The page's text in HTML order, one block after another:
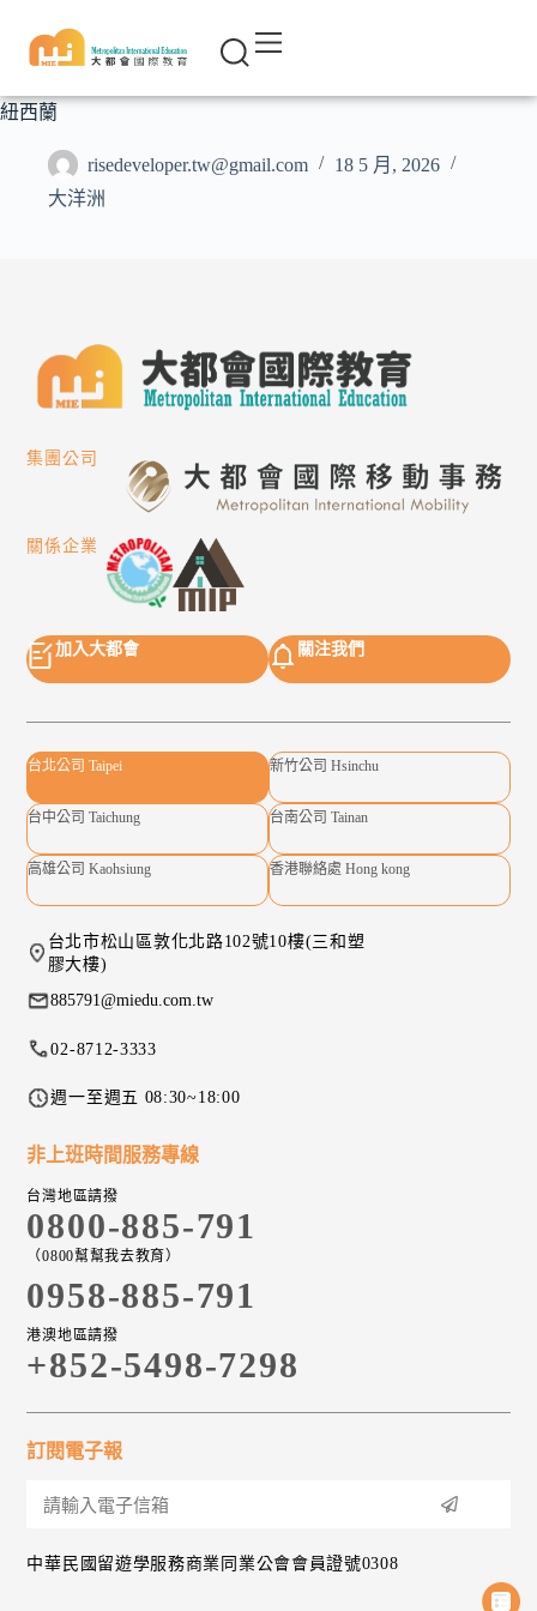
紐西蘭
risedeveloper.tw@gmail.com
18 5 月, 2026
大洋洲
集團公司
關係企業
加入大都會 關注我們
台北公司 Taipei 新竹公司 Hsinchu
台中公司 Taichung 台南公司 Tainan
高雄公司 Kaohsiung 香港聯絡處 Hong kong
台北市松山區敦化北路102號10樓(三和塑
膠大樓)
885791@miedu.com.tw
02-8712-3333
週一至週五 08:30~18:00
非上班時間服務專線
台灣地區請撥
0800-885-791
（0800幫幫我去教育）
0958-885-791
港澳地區請撥
+852-5498-7298
訂閱電子報
中華民國留遊學服務商業同業公會會員證號0308